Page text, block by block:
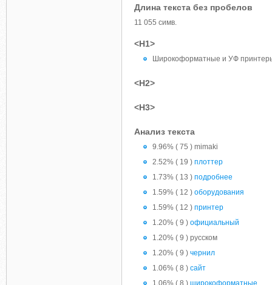
Длина текста без пробелов
11 055 симв.
<H1>
Широкоформатные и УФ
<H2>
<H3>
Анализ текста
9.96% ( 75 ) mimaki
2.52% ( 19 ) плоттер
1.73% ( 13 ) подробнее
1.59% ( 12 ) оборудования
1.59% ( 12 ) принтер
1.20% ( 9 ) официальный
1.20% ( 9 ) русском
1.20% ( 9 ) чернил
1.06% ( 8 ) сайт
1.06% ( 8 ) широкоформатные